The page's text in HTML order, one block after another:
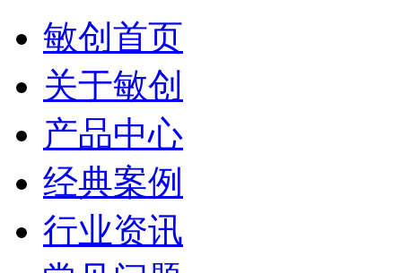
敏创首页
关于敏创
产品中心
经典案例
行业资讯